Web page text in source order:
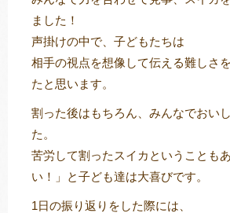
ました！
声掛けの中で、子どもたちは
相手の視点を想像して伝える難しさ
たと思います。
割った後はもちろん、みんなでおい
た。
苦労して割ったスイカということも
い！」と子ども達は大喜びです。
1日の振り返りをした際には、